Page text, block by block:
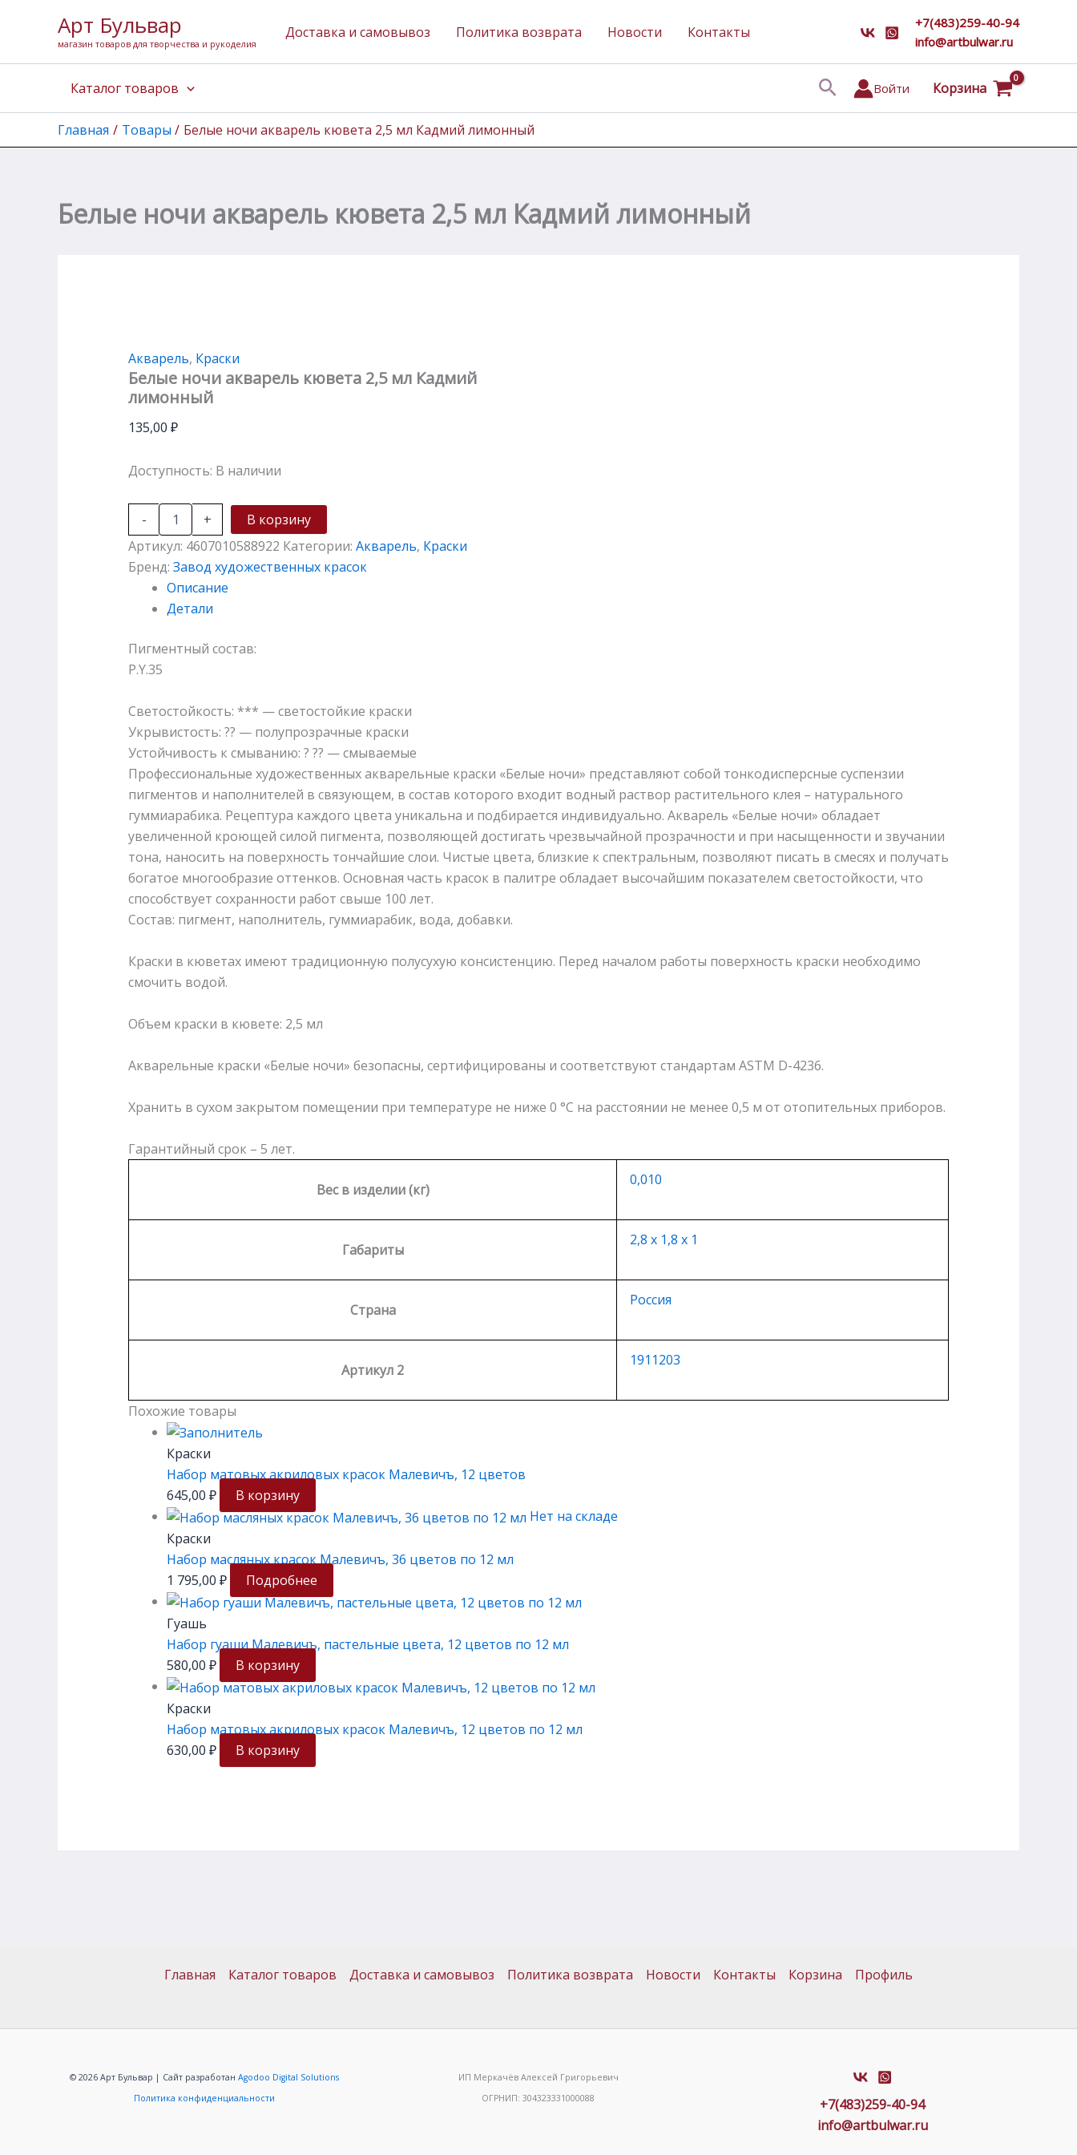
содержимому
Арт Бульвар
магазин товаров для творчества и рукоделия
Доставка и самовывоз Политика возврата Новости Контакты
+7(483)259-40-94
info@artbulwar.ru
Каталог товаров ПоискВойти Корзина
Главная Товары Белые ночи акварель кювета 2,5 мл Кадмий лимонный
Белые ночи акварель кювета 2,5 мл Кадмий лимонный
Акварель, Краски
Белые ночи акварель кювета 2,5 мл Кадмий
лимонный
135,00 ₽
Доступность: В наличии
-
товара
Белые
кювета
Кадмий
лимонный
+
В корзину
Артикул: 4607010588922 Категории: Акварель, Краски
Бренд: Завод художественных красок
Описание
Детали
Пигментный состав:
P.Y.35
Светостойкость: *** — светостойкие краски
Укрывистость: ?? — полупрозрачные краски
Устойчивость к смыванию: ? ?? — смываемые
Профессиональные художественных акварельные краски «Белые ночи» представляют собой тонкодисперсные суспензии
пигментов и наполнителей в связующем, в состав которого входит водный раствор растительного клея – натурального
гуммиарабика. Рецептура каждого цвета уникальна и подбирается индивидуально. Акварель «Белые ночи» обладает
увеличенной кроющей силой пигмента, позволяющей достигать чрезвычайной прозрачности и при насыщенности и звучании
тона, наносить на поверхность тончайшие слои. Чистые цвета, близкие к спектральным, позволяют писать в смесях и получать
богатое многообразие оттенков. Основная часть красок в палитре обладает высочайшим показателем светостойкости, что
способствует сохранности работ свыше 100 лет.
Состав: пигмент, наполнитель, гуммиарабик, вода, добавки.
Краски в кюветах имеют традиционную полусухую консистенцию. Перед началом работы поверхность краски необходимо
смочить водой.
Объем краски в кювете: 2,5 мл
Акварельные краски «Белые ночи» безопасны, сертифицированы и соответствуют стандартам ASTM D-4236.
Хранить в сухом закрытом помещении при температуре не ниже 0 °С на расстоянии не менее 0,5 м от отопительных приборов.
Гарантийный срок – 5 лет.
Вес в изделии (кг)
0,010
Габариты
2,8 х 1,8 х 1
Страна
Россия
Артикул 2
1911203
Похожие товары
Краски
Набор матовых акриловых красок Малевичъ, 12 цветов
645,00 ₽
В корзину
Нет на складе
Краски
Набор масляных красок Малевичъ, 36 цветов по 12 мл
1 795,00 ₽ Подробнее
Гуашь
Набор гуаши Малевичъ, пастельные цвета, 12 цветов по 12 мл
580,00 ₽ В корзину
Краски
Набор матовых акриловых красок Малевичъ, 12 цветов по 12 мл
630,00 ₽ В корзину
Главная Каталог товаров Доставка и самовывоз Политика возврата Новости Контакты Корзина Профиль
© 2026 Арт Бульвар | Сайт разработанAgodoo Digital Solutions
Политика конфиденциальности
ИП Меркачёв Алексей Григорьевич
ОГРНИП: 304323331000088
+7(483)259-40-94
info@artbulwar.ru